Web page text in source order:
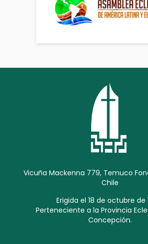
Vicuña Mackenna 779, Temuco
Chile
Erigida el 18 de octubre de
Perteneciente a la Provincia
Concepción.